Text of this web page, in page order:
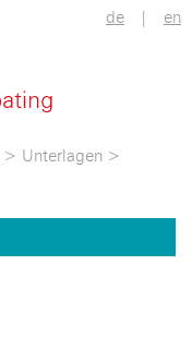
de | en
> Unterlagen >